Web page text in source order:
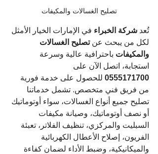
تصليح الغسالات والمكيفات
تُعد شركة الخبراء في الإمارات الخيار الأمثل
لكل من يبحث عن تصليح الغسالات
والمكيفات باحترافية عالية وسرعة
استجابة، اتصل الآن على
0555171700 للحصول على خدمة فورية
من فريق فني متخصص. تشمل خدماتنا
تصليح جميع أنواع الغسالات، سواء أوتوماتيك
أو نصف أوتوماتيك، وصيانة مكيفات
السبليت والمركزي، تنظيف الفلاتر، تعبئة
الفريون، إصلاح الأعطال الكهربائية
والميكانيكية، وضبط الأداء لضمان كفاءة